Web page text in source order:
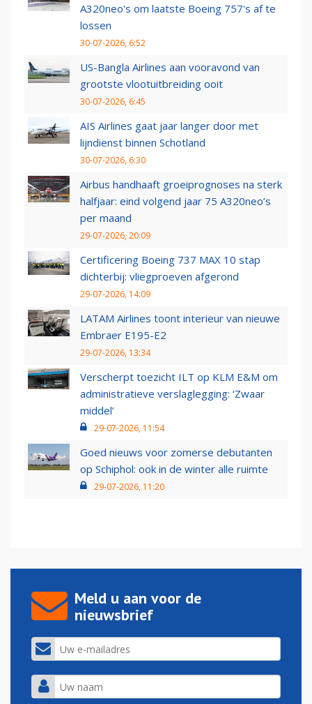
A320neo's om laatste Boeing 757's af te
lossen
30-07-2026, 6:52
US-Bangla Airlines aan vooravond van
grootste vlootuitbreiding ooit
30-07-2026, 6:45
AIS Airlines gaat jaar langer door met
lijndienst binnen Schotland
30-07-2026, 6:30
Airbus handhaaft groeiprognoses na sterk
halfjaar: eind volgend jaar 75 A320neo’s
per maand
29-07-2026, 20:09
Certificering Boeing 737 MAX 10 stap
dichterbij: vliegproeven afgerond
29-07-2026, 14:09
LATAM Airlines toont interieur van nieuwe
Embraer E195-E2
29-07-2026, 13:34
Verscherpt toezicht ILT op KLM E&M om
administratieve verslaglegging: ‘Zwaar
middel’
29-07-2026, 11:54
Goed nieuws voor zomerse debutanten
op Schiphol: ook in de winter alle ruimte
29-07-2026, 11:20
Meld u aan voor de
nieuwsbrief